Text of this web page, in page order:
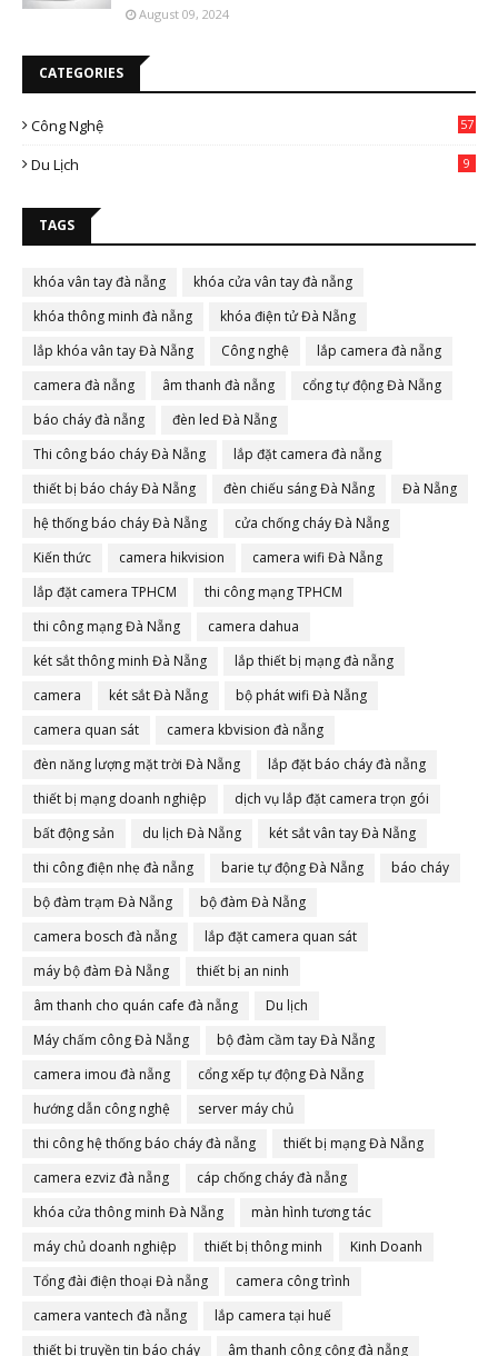
August 09, 2024
CATEGORIES
Công Nghệ 57
Du Lịch 9
TAGS
khóa vân tay đà nẵng
khóa cửa vân tay đà nẵng
khóa thông minh đà nẵng
khóa điện tử Đà Nẵng
lắp khóa vân tay Đà Nẵng
Công nghệ
lắp camera đà nẵng
camera đà nẵng
âm thanh đà nẵng
cổng tự động Đà Nẵng
báo cháy đà nẵng
đèn led Đà Nẵng
Thi công báo cháy Đà Nẵng
lắp đặt camera đà nẵng
thiết bị báo cháy Đà Nẵng
đèn chiếu sáng Đà Nẵng
Đà Nẵng
hệ thống báo cháy Đà Nẵng
cửa chống cháy Đà Nẵng
Kiến thức
camera hikvision
camera wifi Đà Nẵng
lắp đặt camera TPHCM
thi công mạng TPHCM
thi công mạng Đà Nẵng
camera dahua
két sắt thông minh Đà Nẵng
lắp thiết bị mạng đà nẵng
camera
két sắt Đà Nẵng
bộ phát wifi Đà Nẵng
camera quan sát
camera kbvision đà nẵng
đèn năng lượng mặt trời Đà Nẵng
lắp đặt báo cháy đà nẵng
thiết bị mạng doanh nghiệp
dịch vụ lắp đặt camera trọn gói
bất động sản
du lịch Đà Nẵng
két sắt vân tay Đà Nẵng
thi công điện nhẹ đà nẵng
barie tự động Đà Nẵng
báo cháy
bộ đàm trạm Đà Nẵng
bộ đàm Đà Nẵng
camera bosch đà nẵng
lắp đặt camera quan sát
máy bộ đàm Đà Nẵng
thiết bị an ninh
âm thanh cho quán cafe đà nẵng
Du lịch
Máy chấm công Đà Nẵng
bộ đàm cầm tay Đà Nẵng
camera imou đà nẵng
cổng xếp tự động Đà Nẵng
hướng dẫn công nghệ
server máy chủ
thi công hệ thống báo cháy đà nẵng
thiết bị mạng Đà Nẵng
camera ezviz đà nẵng
cáp chống cháy đà nẵng
khóa cửa thông minh Đà Nẵng
màn hình tương tác
máy chủ doanh nghiệp
thiết bị thông minh
Kinh Doanh
Tổng đài điện thoại Đà nẵng
camera công trình
camera vantech đà nẵng
lắp camera tại huế
thiết bị truyền tin báo cháy
âm thanh công cộng đà nẵng